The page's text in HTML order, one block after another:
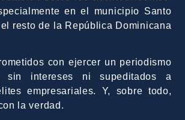
en el municipio Santo
resto de la República Dominicana
con ejercer un periodismo
sin intereses ni supeditados a
empresariales. Y, sobre todo,
la verdad.